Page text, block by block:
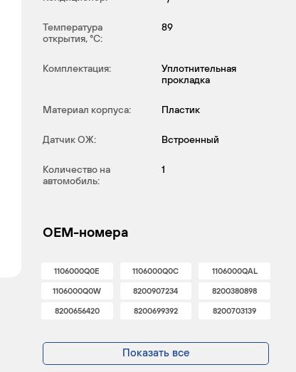
Температура
открытия, °С:
89
Комплектация:
Уплотнительная
прокладка
Материал корпуса: Пластик
Датчик ОЖ: Встроенный
Количество на
автомобиль:
1
OEM-номера
1106000Q0E 1106000Q0C 1106000QAL
1106000Q0W 8200907234 8200380898
8200656420 8200699392 8200703139
Показать все